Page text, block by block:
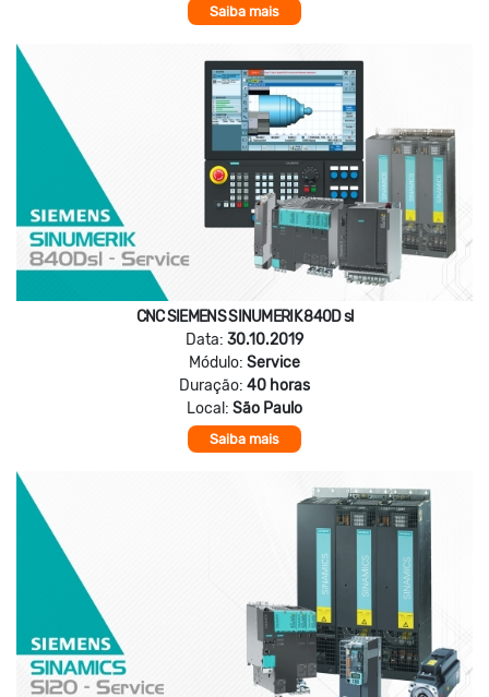
Saiba mais
CNC SIEMENS SINUMERIK 840D sl
Data: 30.10.2019
Módulo: Service
Duração: 40 horas
Local: São Paulo
Saiba mais